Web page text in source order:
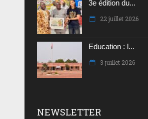
3e édition du...
22 juillet 2026
Education : l...
3 juillet 2026
NEWSLETTER